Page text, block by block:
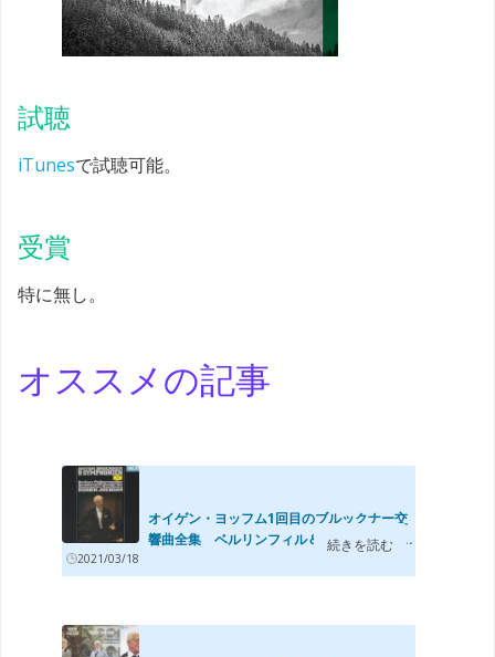
試聴
iTunesで試聴可能。
受賞
特に無し。
オススメの記事
オイゲン・ヨッフム1回目のブルックナー交
響曲全集 ベルリンフィル＆バイエルン放...
2021/03/18
続きを読む